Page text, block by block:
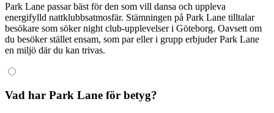
Park Lane passar bäst för den som vill dansa och uppleva
energifylld nattklubbsatmosfär. Stämningen på Park Lane tilltalar
besökare som söker night club-upplevelser i Göteborg. Oavsett om
du besöker stället ensam, som par eller i grupp erbjuder Park Lane
en miljö där du kan trivas.
Vad har Park Lane för betyg?